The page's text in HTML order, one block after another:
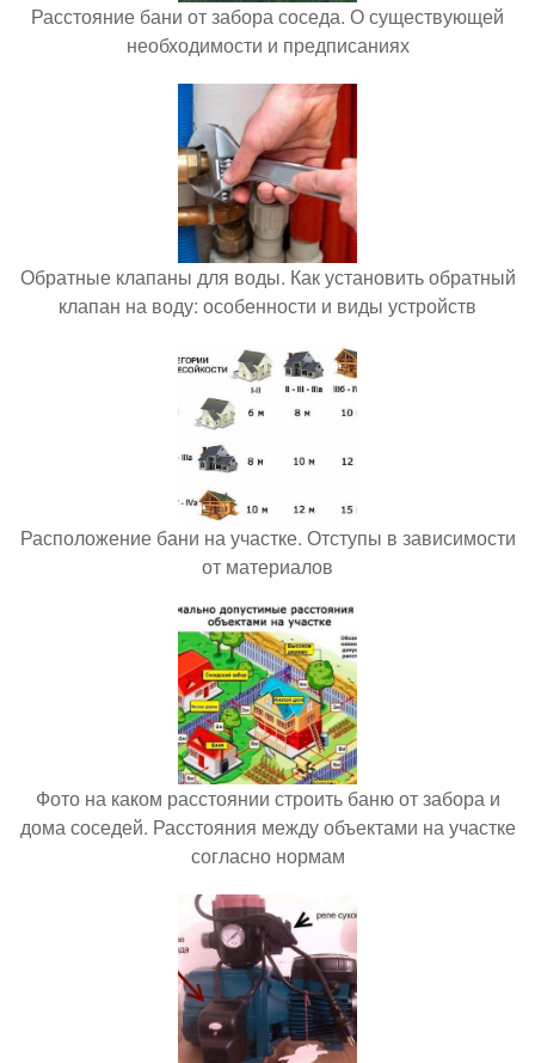
Расстояние бани от забора соседа. О существующей
необходимости и предписаниях
Обратные клапаны для воды. Как установить обратный
клапан на воду: особенности и виды устройств
Расположение бани на участке. Отступы в зависимости
от материалов
Фото на каком расстоянии строить баню от забора и
дома соседей. Расстояния между объектами на участке
согласно нормам